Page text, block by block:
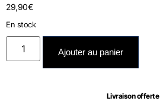
29,90€
En stock
Ajouter au panier
Livraison offerte